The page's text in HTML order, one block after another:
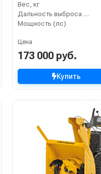
Вес, кг
Дальность выброса снега (м)
Мощность (лс)
Цена
173 000 руб.
Купить